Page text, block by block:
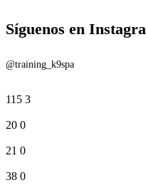
Síguenos en
@training_k9spa
115 3
20 0
21 0
38 0